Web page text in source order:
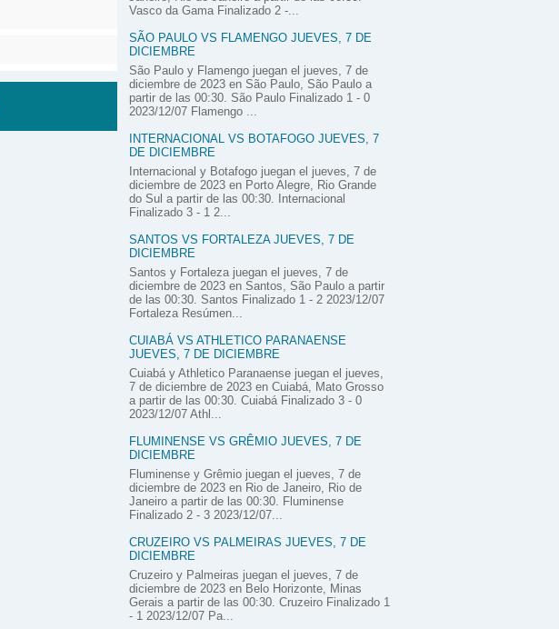
Vasco da Gama Finalizado 2 -...
SÃO PAULO VS FLAMENGO JUEVES, 7 DE
DICIEMBRE
São Paulo y Flamengo juegan el jueves, 7 de
diciembre de 2023 en São Paulo, São Paulo a
partir de las 00:30. São Paulo Finalizado 1 - 0
2023/12/07 Flamengo ...
INTERNACIONAL VS BOTAFOGO JUEVES, 7
DE DICIEMBRE
Internacional y Botafogo juegan el jueves, 7 de
diciembre de 2023 en Porto Alegre, Rio Grande
do Sul a partir de las 00:30. Internacional
Finalizado 3 - 1 2...
SANTOS VS FORTALEZA JUEVES, 7 DE
DICIEMBRE
Santos y Fortaleza juegan el jueves, 7 de
diciembre de 2023 en Santos, São Paulo a partir
de las 00:30. Santos Finalizado 1 - 2 2023/12/07
Fortaleza Resúmen...
CUIABÁ VS ATHLETICO PARANAENSE
JUEVES, 7 DE DICIEMBRE
Cuiabá y Athletico Paranaense juegan el jueves,
7 de diciembre de 2023 en Cuiabá, Mato Grosso
a partir de las 00:30. Cuiabá Finalizado 3 - 0
2023/12/07 Athl...
FLUMINENSE VS GRÊMIO JUEVES, 7 DE
DICIEMBRE
Fluminense y Grêmio juegan el jueves, 7 de
diciembre de 2023 en Rio de Janeiro, Rio de
Janeiro a partir de las 00:30. Fluminense
Finalizado 2 - 3 2023/12/07...
CRUZEIRO VS PALMEIRAS JUEVES, 7 DE
DICIEMBRE
Cruzeiro y Palmeiras juegan el jueves, 7 de
diciembre de 2023 en Belo Horizonte, Minas
Gerais a partir de las 00:30. Cruzeiro Finalizado 1
- 1 2023/12/07 Pa...